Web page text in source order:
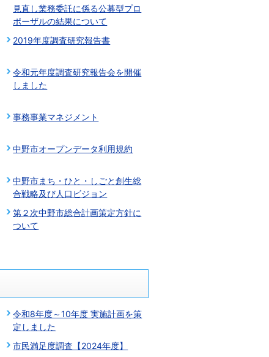
見直し業務委託に係る公募型プロ
ポーザルの結果について
2019年度調査研究報告書
令和元年度調査研究報告会を開催
しました
事務事業マネジメント
中野市オープンデータ利用規約
中野市まち・ひと・しごと創生総
合戦略及び人口ビジョン
第２次中野市総合計画策定方針に
ついて
令和8年度～10年度 実施計画を策
定しました
市民満足度調査【2024年度】